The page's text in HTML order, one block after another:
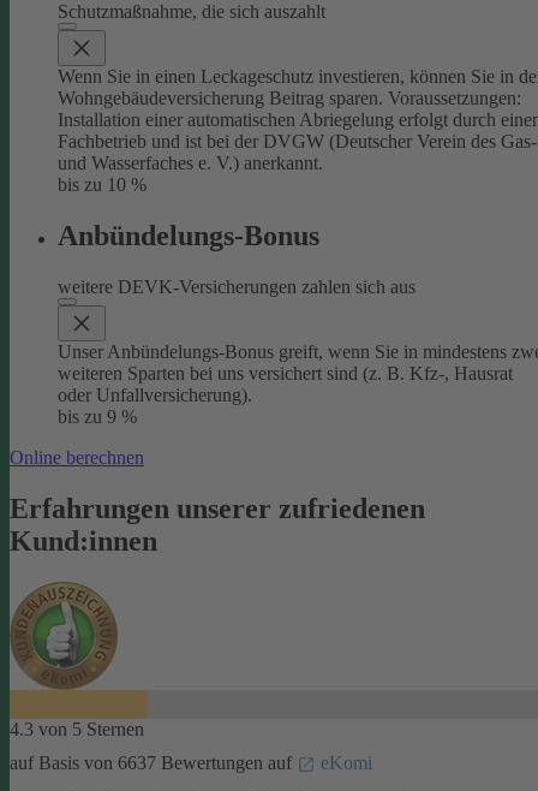
Schutzmaßnahme, die sich auszahlt
Wenn Sie in einen Leckageschutz investieren, können Sie in
Wohngebäudeversicherung Beitrag sparen. Voraussetzungen:
Installation einer automatischen Abriegelung erfolgt durch
Fachbetrieb und ist bei der DVGW (Deutscher Verein des Gas-
und Wasserfaches e. V.) anerkannt.
bis zu 10 %
Anbündelungs-Bonus
weitere DEVK-Versicherungen zahlen sich aus
Unser Anbündelungs-Bonus greift, wenn Sie in mindestens
weiteren Sparten bei uns versichert sind (z. B. Kfz-, Hausrat
oder Unfallversicherung).
bis zu 9 %
Online berechnen
Erfahrungen unserer zufriedenen
Kund:innen
4.3 von 5 Sternen
auf Basis von 6637 Bewertungen auf
eKomi